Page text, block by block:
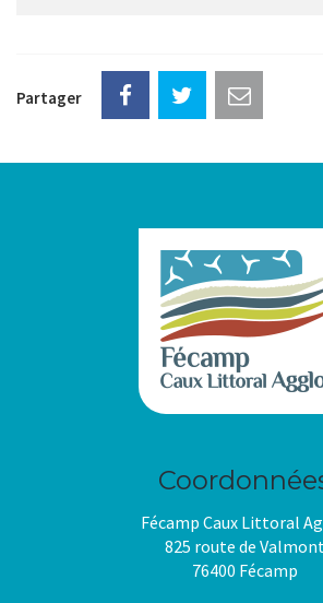
Partager
Fécamp Caux Littoral
825 route de
76400 Fécamp